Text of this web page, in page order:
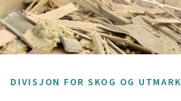
DIVISJON FOR SKOG OG UTMARK